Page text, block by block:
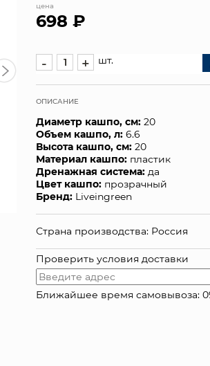
цена
698 ₽
- + шт.
ОПИСАНИЕ
Диаметр кашпо, см: 20
Объем кашпо, л: 6.6
Высота кашпо, см: 20
Материал кашпо: пластик
Дренажная система: да
Цвет кашпо: прозрачный
Бренд: Liveingreen
Страна производства: Россия
Проверить условия доставки
Ближайшее время самовывоза: